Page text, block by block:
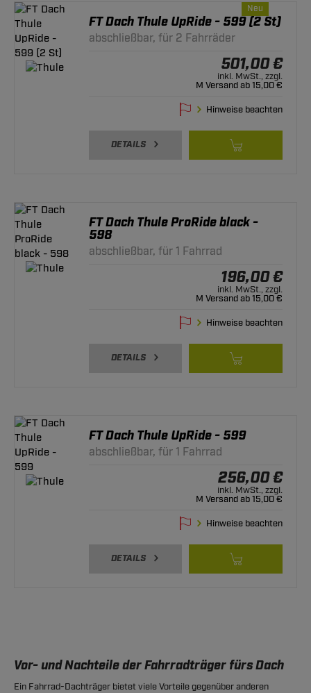
Neu
FT Dach Thule UpRide - 599 (2 St)
abschließbar, für 2 Fahrräder
501,00 €
inkl. MwSt., zzgl.
M Versand ab 15,00 €
Hinweise beachten
DETAILS
FT Dach Thule ProRide black -
598
abschließbar, für 1 Fahrrad
196,00 €
inkl. MwSt., zzgl.
M Versand ab 15,00 €
Hinweise beachten
DETAILS
FT Dach Thule UpRide - 599
abschließbar, für 1 Fahrrad
256,00 €
inkl. MwSt., zzgl.
M Versand ab 15,00 €
Hinweise beachten
DETAILS
Vor- und Nachteile der Fahrradträger fürs Dach
Ein Fahrrad-Dachträger bietet viele Vorteile gegenüber anderen